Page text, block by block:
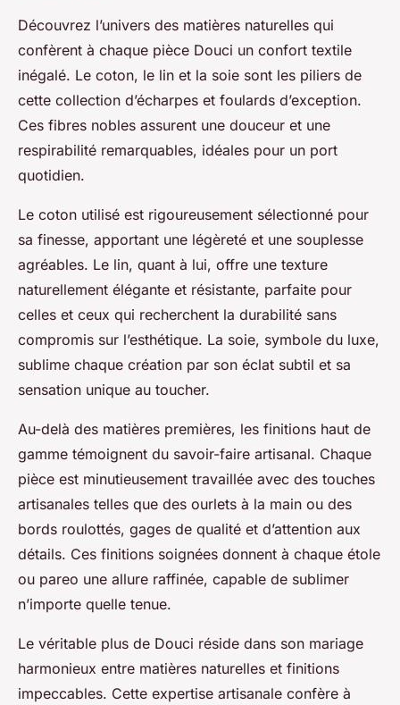
Découvrez l’univers des matières naturelles qui
confèrent à chaque pièce Douci un confort textile
inégalé. Le coton, le lin et la soie sont les piliers de
cette collection d’écharpes et foulards d’exception.
Ces fibres nobles assurent une douceur et une
respirabilité remarquables, idéales pour un port
quotidien.
Le coton utilisé est rigoureusement sélectionné pour
sa finesse, apportant une légèreté et une souplesse
agréables. Le lin, quant à lui, offre une texture
naturellement élégante et résistante, parfaite pour
celles et ceux qui recherchent la durabilité sans
compromis sur l’esthétique. La soie, symbole du luxe,
sublime chaque création par son éclat subtil et sa
sensation unique au toucher.
Au-delà des matières premières, les finitions haut de
gamme témoignent du savoir-faire artisanal. Chaque
pièce est minutieusement travaillée avec des touches
artisanales telles que des ourlets à la main ou des
bords roulottés, gages de qualité et d’attention aux
détails. Ces finitions soignées donnent à chaque étole
ou pareo une allure raffinée, capable de sublimer
n’importe quelle tenue.
Le véritable plus de Douci réside dans son mariage
harmonieux entre matières naturelles et finitions
impeccables. Cette expertise artisanale confère à